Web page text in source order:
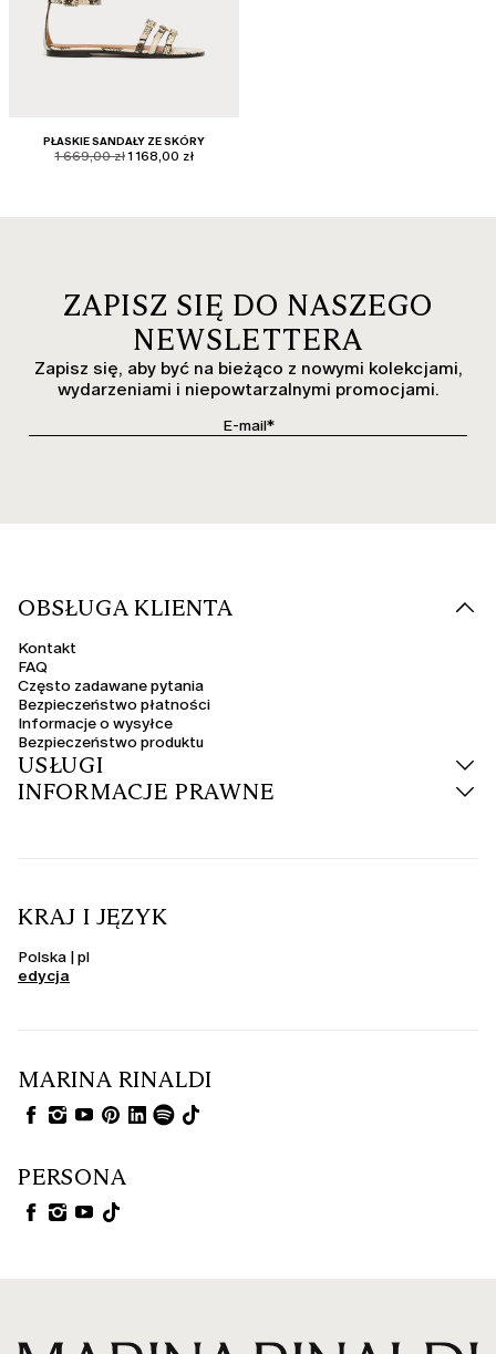
PŁASKIE SANDAŁY ZE SKÓRY
product.price.original
1 669,00 złproduct.price.sale
1 168,00 zł
ZAPISZ SIĘ DO NASZEGO
NEWSLETTERA
Zapisz się, aby być na bieżąco z nowymi kolekcjami,
wydarzeniami i niepowtarzalnymi promocjami.
OBSŁUGA KLIENTA
Kontakt
FAQ
Często zadawane pytania
Bezpieczeństwo płatności
Informacje o wysyłce
Bezpieczeństwo produktu
USŁUGI
INFORMACJE PRAWNE
KRAJ I JĘZYK
Polska | pl
edycja
MARINA RINALDI
PERSONA